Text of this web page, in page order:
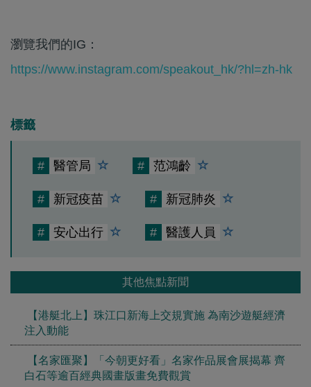
瀏覽我們的IG：
https://www.instagram.com/speakout_hk/?hl=zh-hk
標籤
# 醫管局 # 范鴻齡
# 新冠疫苗 # 新冠肺炎
# 安心出行 # 醫護人員
其他焦點新聞
【港艇北上】珠江口新海上交規實施 為南沙遊艇經濟
注入動能
【名家匯聚】「今朝更好看」名家作品展會展揭幕 齊
白石等逾百經典國畫版畫免費觀賞